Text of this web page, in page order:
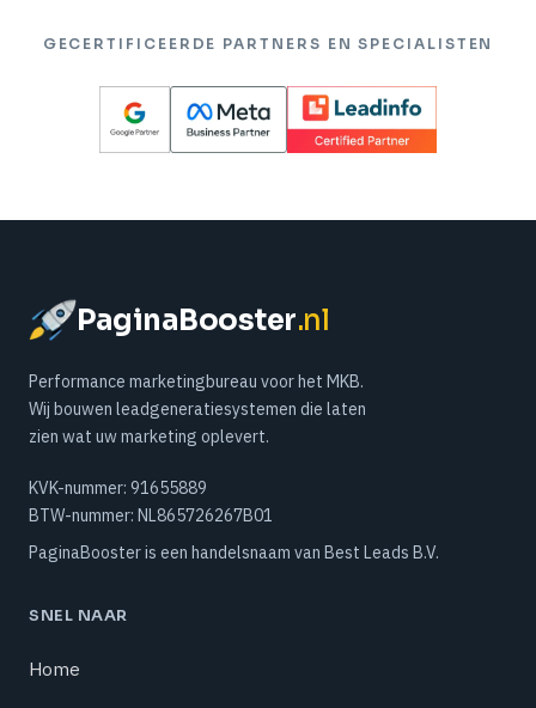
GECERTIFICEERDE PARTNERS EN SPECIALISTEN
PaginaBooster.nl
Performance marketingbureau voor het MKB.
Wij bouwen leadgeneratiesystemen die laten
zien wat uw marketing oplevert.
KVK-nummer: 91655889
BTW-nummer: NL865726267B01
PaginaBooster is een handelsnaam van Best Leads B.V.
SNEL NAAR
Home